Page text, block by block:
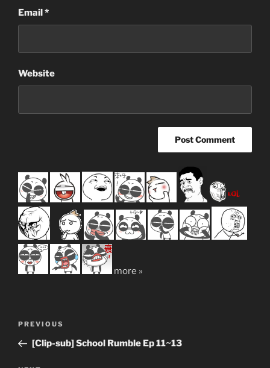
Email*
Website
more »
Previous
Post
PREVIOUS
[Clip-sub] School Rumble Ep 11~13